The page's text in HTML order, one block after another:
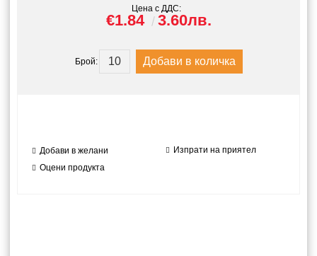
Цена с ДДС:
€1.84 3.60лв.
Брой:
Добави в желани
Изпрати на приятел
Оцени продукта